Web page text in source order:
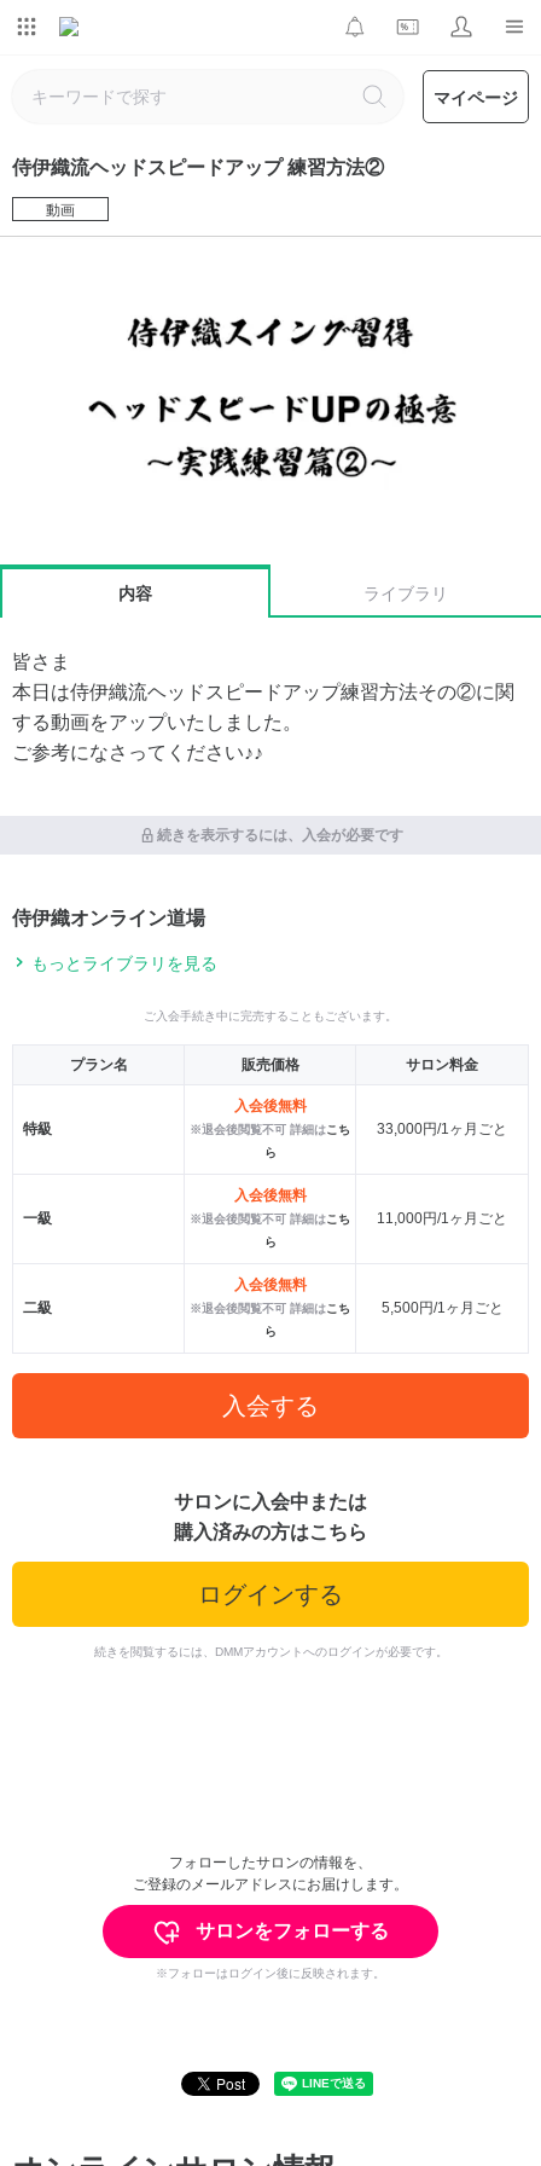
マイページ
侍伊織流ヘッドスピードアップ 練習方法②
動画
内容 ライブラリ
皆さま
本日は侍伊織流ヘッドスピードアップ練習方法その②に関
する動画をアップいたしました。
ご参考になさってください♪♪
続きを表示するには、入会が必要です
侍伊織オンライン道場
もっとライブラリを見る
ご入会手続き中に完売することもございます。
プラン名 販売価格 サロン料金
特級
入会後無料
※退会後閲覧不可 詳細はこち
ら
33,000円/1ヶ月ごと
一級
入会後無料
※退会後閲覧不可 詳細はこち
ら
11,000円/1ヶ月ごと
二級
入会後無料
※退会後閲覧不可 詳細はこち
ら
5,500円/1ヶ月ごと
入会する
サロンに入会中または
購入済みの方はこちら
ログインする
続きを閲覧するには、DMMアカウントへのログインが必要です。
フォローしたサロンの情報を、
ご登録のメールアドレスにお届けします。
サロンをフォローする
※フォローはログイン後に反映されます。